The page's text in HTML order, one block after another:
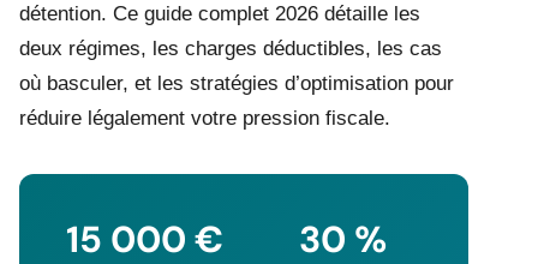
détention. Ce guide complet 2026 détaille les
deux régimes, les charges déductibles, les cas
où basculer, et les stratégies d’optimisation pour
réduire légalement votre pression fiscale.
15 000 € 30 %